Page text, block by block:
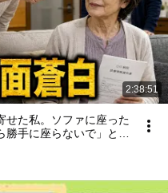
2:38:51
せた私。ソファに座った
手に座らないで」と怒
。「その言葉、きっと
面蒼白になった……。